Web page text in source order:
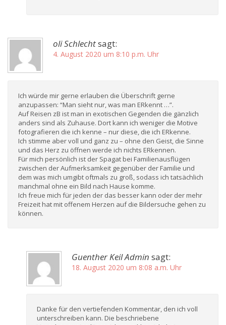
oli Schlechtsagt:
4. August 2020 um 8:10 p.m. Uhr
Ich würde mir gerne erlauben die Überschrift gerne
anzupassen: “Man sieht nur, was man ERkennt …”.
Auf Reisen zB ist man in exotischen Gegenden die gänzlich
anders sind als Zuhause. Dort kann ich weniger die Motive
fotografieren die ich kenne – nur diese, die ich ERkenne.
Ich stimme aber voll und ganz zu – ohne den Geist, die Sinne
und das Herz zu öffnen werde ich nichts ERkennen.
Für mich persönlich ist der Spagat bei Familienausflügen
zwischen der Aufmerksamkeit gegenüber der Familie und
dem was mich umgibt oftmals zu groß, sodass ich tatsächlich
manchmal ohne ein Bild nach Hause komme.
Ich freue mich für jeden der das besser kann oder der mehr
Freizeit hat mit offenem Herzen auf die Bildersuche gehen zu
können.
Guenther Keil Admin sagt:
18. August 2020 um 8:08 a.m. Uhr
Danke für den vertiefenden Kommentar, den ich voll
unterschreiben kann. Die beschriebene